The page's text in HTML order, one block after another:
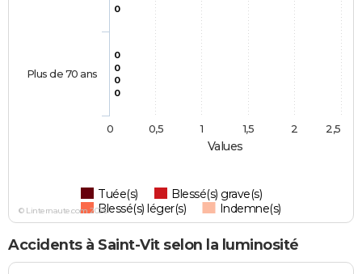
Values
0
0
0
0
0
Tuée(s)
Blessé(s) grave(s)
Blessé(s) léger(s)
Indemne(s)
Plus de 70 ans
0 0,5 1 1,5 2 2,5
© Linternaute.com 2026
Accidents à Saint-Vit selon la luminosité